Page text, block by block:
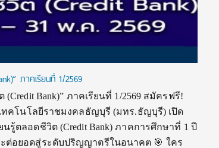
ภาคเรียนที่ 1/2569
Bank)” ภาคเรียนที่ 1/2569 สมัครฟรี!
ทคโนโลยีราชมงคลธัญบุรี (มทร.ธัญบุรี) เปิด
รู้ตลอดชีวิต (Credit Bank) ภาคการศึกษาที่ 1 ปี
ต่อยอดสู่ระดับปริญญาตรีในอนาคต 🎯 ใคร